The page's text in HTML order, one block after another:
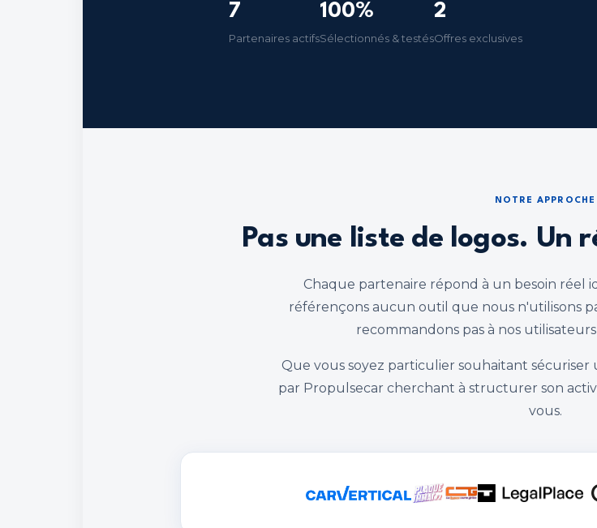
7
Partenaires actifs
100%
Sélectionnés & testés
2
Offres exclusives
NOTRE APPROCHE
Pas une liste de logos. Un
Chaque partenaire répond à un besoin réel
référençons aucun outil que nous n'utilisons
recommandons pas à nos
Que vous soyez particulier souhaitant
par Propulsecar cherchant à structurer son
vous.